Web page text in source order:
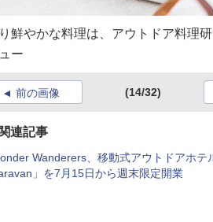
鮮やかな料理は、アウトドア料理
ー
前の画像 (14/32)
関連記事
Wanderers、移動式アウトドアホテ
」を7月15日から週末限定開業